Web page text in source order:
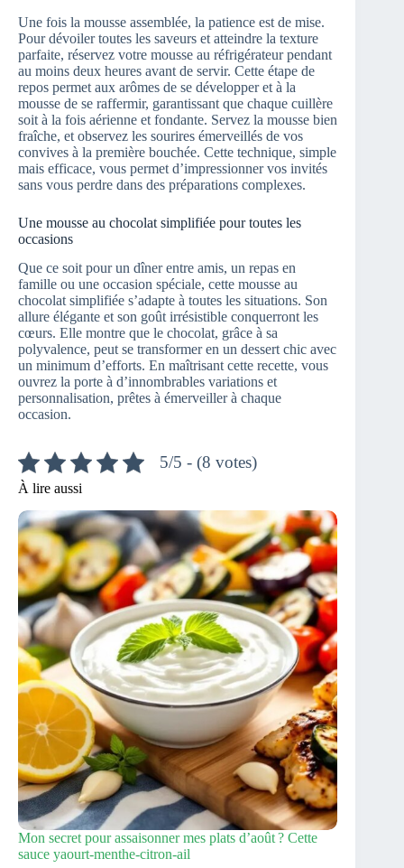
Une fois la mousse assemblée, la patience est de mise.
Pour dévoiler toutes les saveurs et atteindre la texture
parfaite, réservez votre mousse au réfrigérateur pendant
au moins deux heures avant de servir. Cette étape de
repos permet aux arômes de se développer et à la
mousse de se raffermir, garantissant que chaque cuillère
soit à la fois aérienne et fondante. Servez la mousse bien
fraîche, et observez les sourires émerveillés de vos
convives à la première bouchée. Cette technique, simple
mais efficace, vous permet d’impressionner vos invités
sans vous perdre dans des préparations complexes.
Une mousse au chocolat simplifiée pour toutes les
occasions
Que ce soit pour un dîner entre amis, un repas en
famille ou une occasion spéciale, cette mousse au
chocolat simplifiée s’adapte à toutes les situations. Son
allure élégante et son goût irrésistible conquerront les
cœurs. Elle montre que le chocolat, grâce à sa
polyvalence, peut se transformer en un dessert chic avec
un minimum d’efforts. En maîtrisant cette recette, vous
ouvrez la porte à d’innombrables variations et
personnalisation, prêtes à émerveiller à chaque
occasion.
5/5 - (8 votes)
À lire aussi
Mon secret pour assaisonner mes plats d’août ? Cette
sauce yaourt‑menthe‑citron‑ail